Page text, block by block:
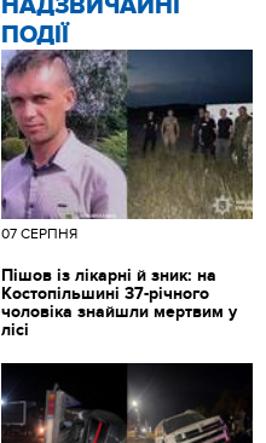
ПОДІЇ
07 СЕРПНЯ
Пішов із лікарні й зник: на
Костопільшині 37-річного
чоловіка знайшли мертвим у
лісі